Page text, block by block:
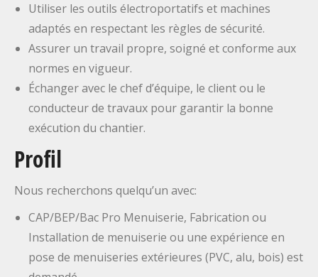
Utiliser les outils électroportatifs et machines
adaptés en respectant les règles de sécurité.
Assurer un travail propre, soigné et conforme aux
normes en vigueur.
Échanger avec le chef d’équipe, le client ou le
conducteur de travaux pour garantir la bonne
exécution du chantier.
Profil
Nous recherchons quelqu’un avec:
CAP/BEP/Bac Pro Menuiserie, Fabrication ou
Installation de menuiserie ou une expérience en
pose de menuiseries extérieures (PVC, alu, bois) est